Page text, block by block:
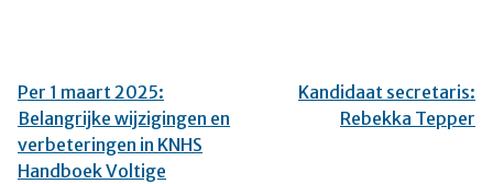
Bericht
navigatie
Per 1 maart 2025:
Belangrijke wijzigingen en
verbeteringen in KNHS
Handboek Voltige
Kandidaat secretaris:
Rebekka Tepper